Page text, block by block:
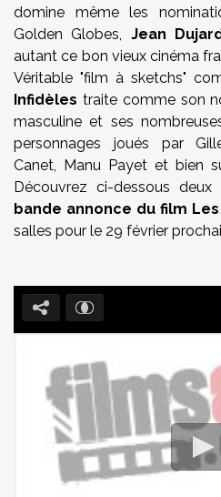
domine même les
Golden Globes, Jean
autant ce bon vieux cinéma
Véritable "film à sketchs"
Infidèles traite comme son
masculine et ses
personnages joués par
Canet, Manu Payet et bien
Découvrez ci-dessous
bande annonce du film
salles pour le 29 février